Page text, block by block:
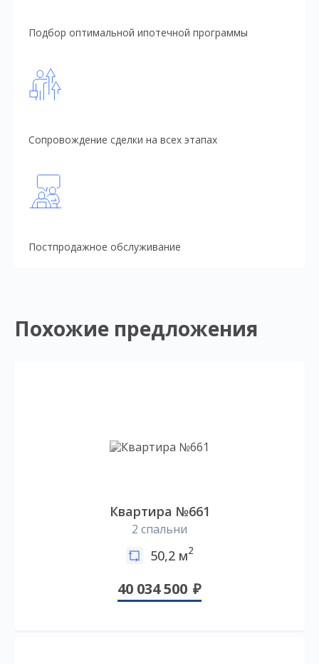
Подбор оптимальной ипотечной программы
Сопровождение сделки на всех этапах
Постпродажное обслуживание
Похожие предложения
Квартира №661
2 спальни
50,2 м2
40 034 500